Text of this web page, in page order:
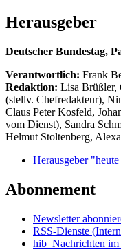
Herausgeber
Deutscher Bundestag,
Verantwortlich: Frank
Redaktion: Lisa Brüßler,
(stellv. Chefredakteur),
Claus Peter Kosfeld,
vom Dienst), Sandra
Helmut Stoltenberg,
Herausgeber
Abonnement
Newsletter
RSS-Dienste
hib_Nachrichten